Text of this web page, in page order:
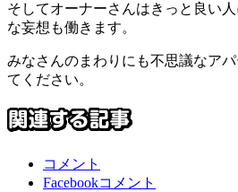
そしてオーナーさんはきっと良い
な妄想も働きます。
みなさんのまわりにも不思議なア
てください。
コメント
Facebookコメント